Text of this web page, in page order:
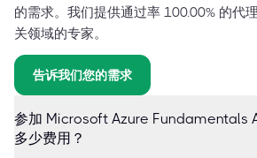
的需求。我们提供通过率 100.00% 的代
关领域的专家。
告诉我们您的需求
参加 Microsoft Azure Fundamentals
多少费用？